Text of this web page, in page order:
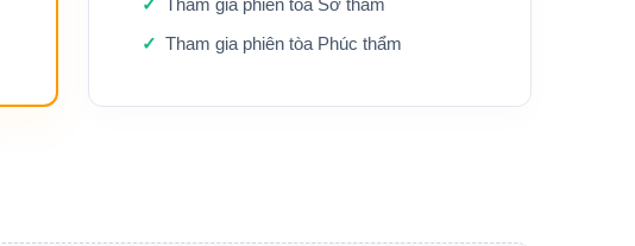
Tham gia phiên tòa Sơ thẩm
Tham gia phiên tòa Phúc thẩm